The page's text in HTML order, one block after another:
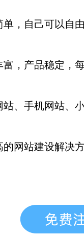
单，自己可以自
富，产品稳定，
站、手机网站、
的网站建设解决